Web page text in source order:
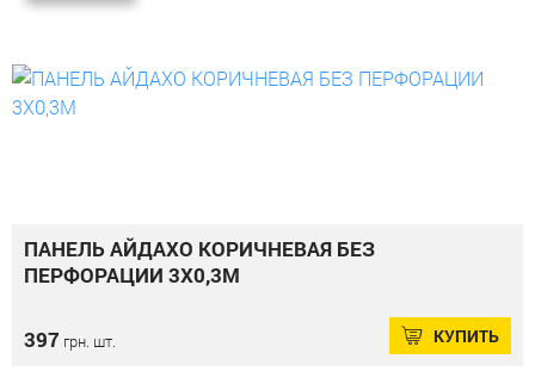
ПАНЕЛЬ АЙДАХО КОРИЧНЕВАЯ БЕЗ
ПЕРФОРАЦИИ 3Х0,3М
397 грн. шт. КУПИТЬ